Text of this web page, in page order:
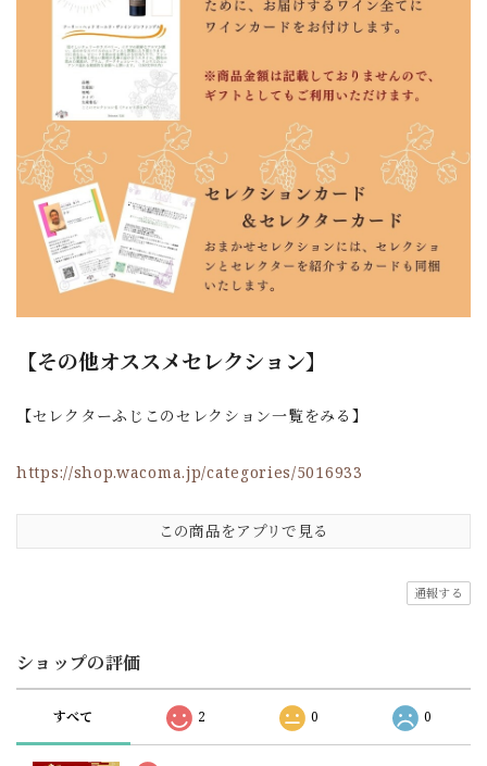
【その他オススメセレクション】
【セレクターふじこのセレクション一覧をみる】
https://shop.wacoma.jp/categories/5016933
この商品をアプリで見る
通報する
ショップの評価
すべて 2 0 0